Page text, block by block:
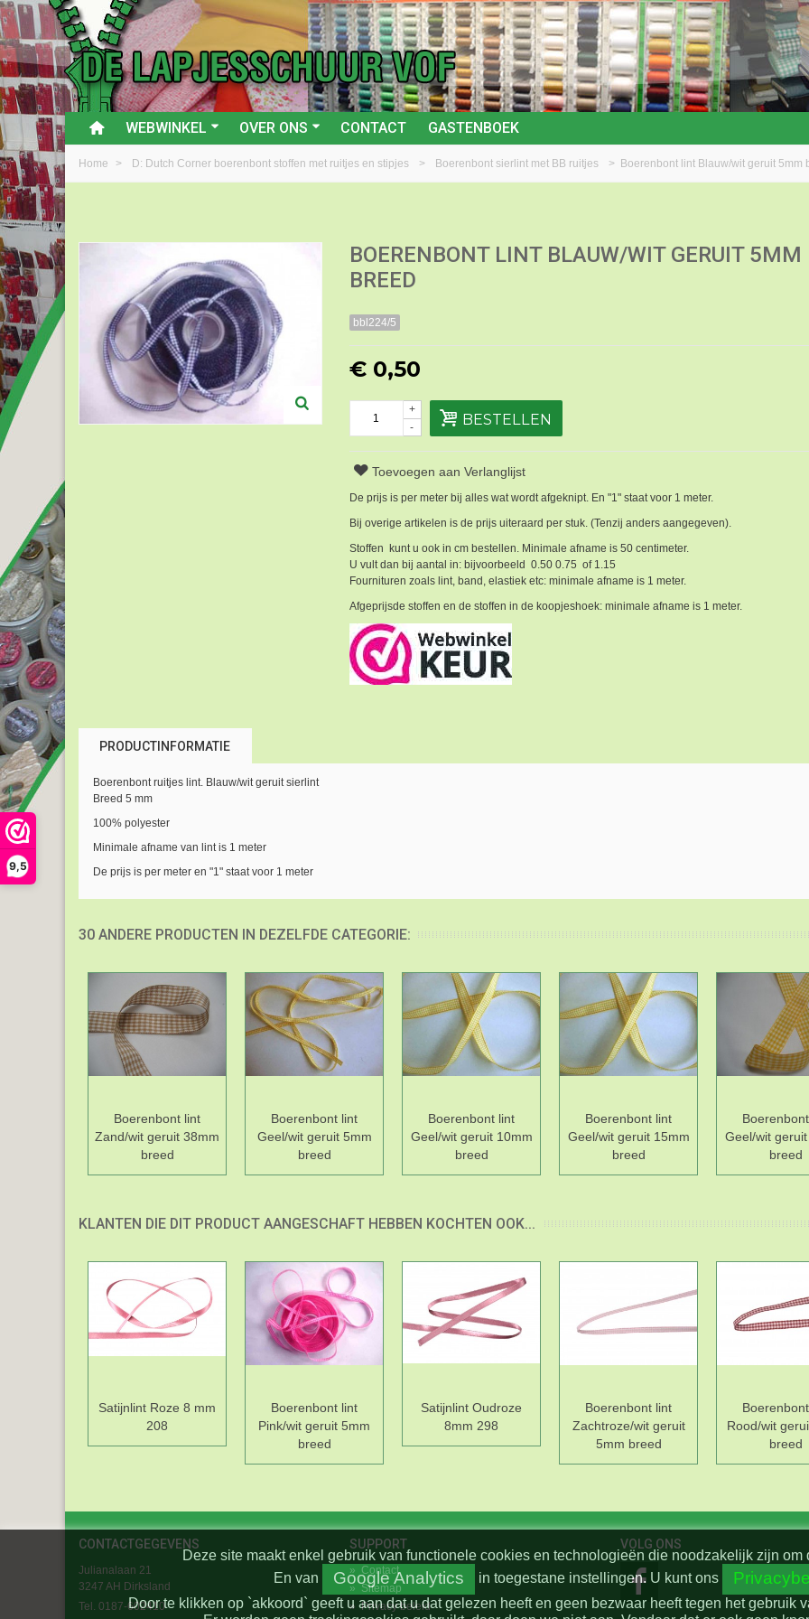
9,5
WEBWINKEL OVER ONS CONTACT GASTENBOEK
Home > D: Dutch Corner boerenbont stoffen met ruitjes en stipjes > Boerenbont sierlint met BB ruitjes > Boerenbont lint Blauw/wit geruit 5mm
BOERENBONT LINT BLAUW/WIT GERUIT 5MM
BREED
bbl224/5
€ 0,50
-
+
BESTELLEN
Toevoegen aan Verlanglijst
De prijs is per meter bij alles wat wordt afgeknipt. En "1" staat voor 1 meter.
Bij overige artikelen is de prijs uiteraard per stuk. (Tenzij anders aangegeven).
Stoffen kunt u ook in cm bestellen. Minimale afname is 50 centimeter.
U vult dan bij aantal in: bijvoorbeeld 0.50 0.75 of 1.15
Fournituren zoals lint, band, elastiek etc: minimale afname is 1 meter.
Afgeprijsde stoffen en de stoffen in de koopjeshoek: minimale afname is 1 meter.
PRODUCTINFORMATIE
Boerenbont ruitjes lint. Blauw/wit geruit sierlint
Breed 5 mm
100% polyester
Minimale afname van lint is 1 meter
De prijs is per meter en "1" staat voor 1 meter
30 ANDERE PRODUCTEN IN DEZELFDE CATEGORIE:
Boerenbont lint
Zand/wit geruit 38mm
breed
Boerenbont lint
Geel/wit geruit 5mm
breed
Boerenbont lint
Geel/wit geruit 10mm
breed
Boerenbont lint
Geel/wit geruit 15mm
breed
Geel/wit
breed
KLANTEN DIE DIT PRODUCT AANGESCHAFT HEBBEN KOCHTEN OOK...
Satijnlint Roze 8 mm
208
Boerenbont lint
Pink/wit geruit 5mm
breed
Satijnlint Oudroze
8mm 298
Boerenbont lint
Zachtroze/wit geruit
5mm breed
Rood/wit
breed
CONTACTGEGEVENS
Julianalaan 21
3247 AH Dirksland
Tel. 0187-602410
SUPPORT
» Contact
» Sitemap
»Privacy beleid
VOLG ONS
Deze site maakt enkel gebruik van functionele cookies en technologieën die noodzakelijk zijn
En van Google Analytics in toegestane instellingen. U kunt ons
Door te klikken op `akkoord` geeft u aan dat u dat gelezen heeft en geen bezwaar heeft tegen het gebruik